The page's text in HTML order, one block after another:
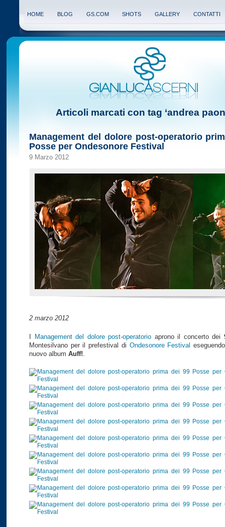
HOME BLOG GS.COM SHOTS GALLERY CONTATTI
Articoli marcati con tag ‘andrea
Management del dolore post-operatorio
Posse per Ondesonore Festival
9 Marzo 2012
2 marzo 2012
I Management del dolore post-operatorio aprono il concerto dei
Montesilvano per il prefestival di Ondesonore Festival
nuovo album Auff!